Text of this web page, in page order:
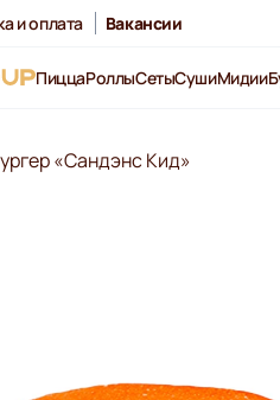
и оплата Вакансии
ПиццаРоллыСетыСушиМидии
«Сандэнс Кид»